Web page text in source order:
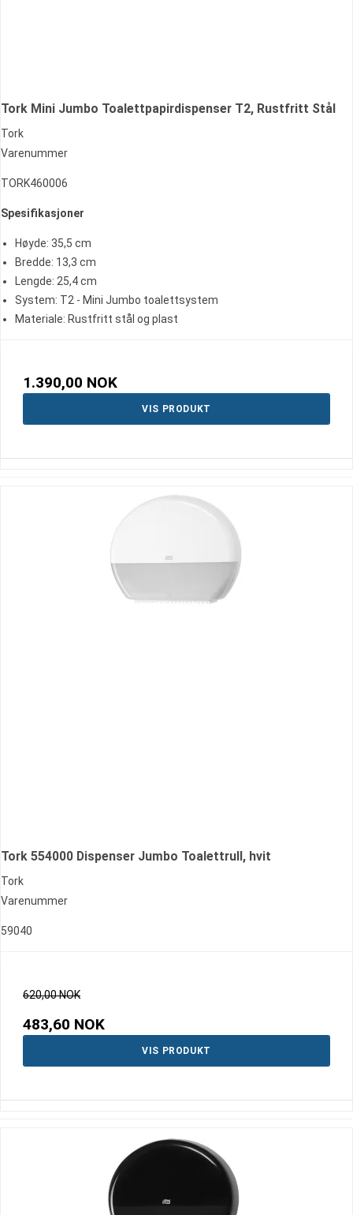
Tork Mini Jumbo Toalettpapirdispenser T2, Rustfritt Stål
Tork
Varenummer
TORK460006
Spesifikasjoner
Høyde: 35,5 cm
Bredde: 13,3 cm
Lengde: 25,4 cm
System: T2 - Mini Jumbo toalettsystem
Materiale: Rustfritt stål og plast
1.390,00 NOK
VIS PRODUKT
Tork 554000 Dispenser Jumbo Toalettrull, hvit
Tork
Varenummer
59040
620,00 NOK
483,60 NOK
VIS PRODUKT